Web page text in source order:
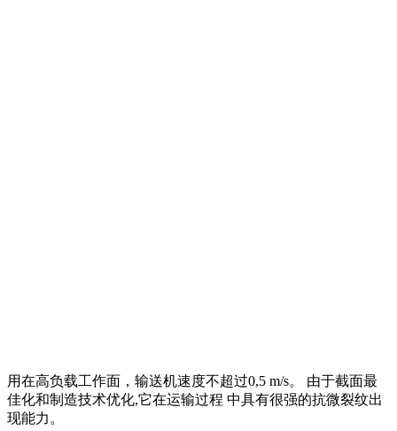
用在高负载工作面，输送机速度不超过0,5 m/s。 由于截面最
佳化和制造技术优化,它在运输过程 中具有很强的抗微裂纹出
现能力。